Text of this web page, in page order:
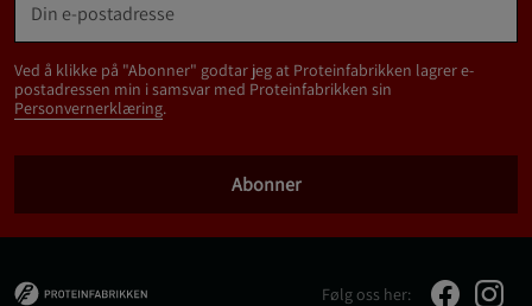
Ved å klikke på "Abonner" godtar jeg at Proteinfabrikken lagrer e-
postadressen min i samsvar med Proteinfabrikken sin
Personvernerklæring.
Abonner
Følg oss her: